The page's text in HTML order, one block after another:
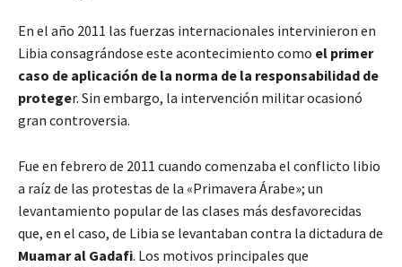
En el año 2011 las fuerzas internacionales intervinieron en
Libia consagrándose este acontecimiento como el primer
caso de aplicación de la norma de la responsabilidad de
proteger. Sin embargo, la intervención militar ocasionó
gran controversia.
Fue en febrero de 2011 cuando comenzaba el conflicto libio
a raíz de las protestas de la «Primavera Árabe»; un
levantamiento popular de las clases más desfavorecidas
que, en el caso, de Libia se levantaban contra la dictadura de
Muamar al Gadafi. Los motivos principales que